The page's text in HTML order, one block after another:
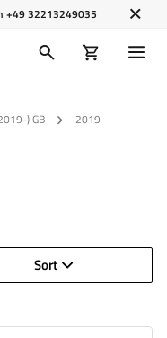
+49 32213249035
) GB 2019
Sort